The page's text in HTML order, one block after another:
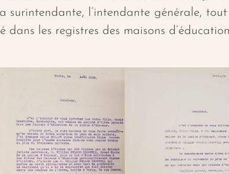
surintendante, l’intendante générale,
dans les registres des maisons